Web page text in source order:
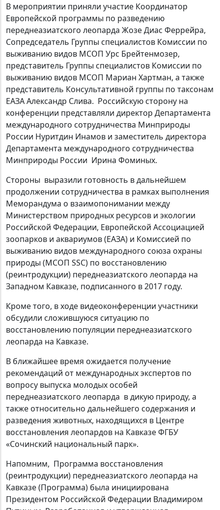
В мероприятии приняли участие Координатор
Европейской программы по разведению
переднеазиатского леопарда Жозе Диас Феррейра,
Сопредседатель Группы специалистов Комиссии по
выживанию видов МСОП Урс Брейтенмозер,
представитель Группы специалистов Комиссии по
выживанию видов МСОП Мариан Хартман, а также
представитель Консультативной группы по таксонам
ЕАЗА Александр Слива. Российскую сторону на
конференции представляли директор Департамента
международного сотрудничества Минприроды
России Нуритдин Инамов и заместитель директора
Департамента международного сотрудничества
Минприроды России Ирина Фоминых.
Стороны выразили готовность в дальнейшем
продолжении сотрудничества в рамках выполнения
Меморандума о взаимопонимании между
Министерством природных ресурсов и экологии
Российской Федерации, Европейской Ассоциацией
зоопарков и аквариумов (ЕАЗА) и Комиссией по
выживанию видов международного союза охраны
природы (МСОП SSC) по восстановлению
(реинтродукции) переднеазиатского леопарда на
Западном Кавказе, подписанного в 2017 году.
Кроме того, в ходе видеоконференции участники
обсудили сложившуюся ситуацию по
восстановлению популяции переднеазиатского
леопарда на Кавказе.
В ближайшее время ожидается получение
рекомендаций от международных экспертов по
вопросу выпуска молодых особей
переднеазиатского леопарда в дикую природу, а
также относительно дальнейшего содержания и
разведения животных, находящихся в Центре
восстановления леопардов на Кавказе ФГБУ
«Сочинский национальный парк».
Напомним, Программа восстановления
(реинтродукции) переднеазиатского леопарда на
Кавказе (Программа) была инициирована
Президентом Российской Федерации Владимиром